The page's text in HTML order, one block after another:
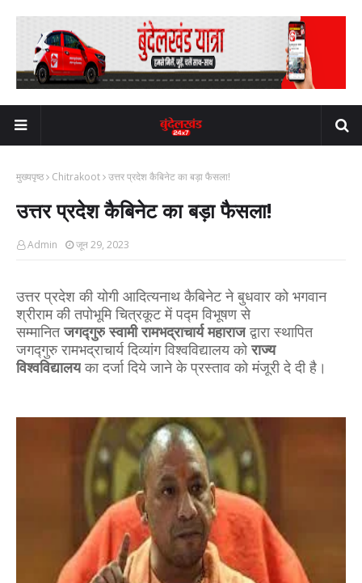
मुख्यपृष्ठ Chitrakoot उत्तर प्रदेश कैबिनेट का बड़ा फैसला!
उत्तर प्रदेश कैबिनेट का बड़ा फैसला!
Admin जून 29, 2023
उत्तर प्रदेश की योगी आदित्यनाथ कैबिनेट ने बुधवार को भगवान
श्रीराम की तपोभूमि चित्रकूट में पद्म विभूषण से
सम्मानितजगद्गुरु स्वामी रामभद्राचार्य महाराज द्वारा स्थापित
जगद्गुरु रामभद्राचार्य दिव्यांग विश्वविद्यालय को राज्य
विश्वविद्यालय का दर्जा दिये जाने के प्रस्ताव को मंजूरी दे दी है।